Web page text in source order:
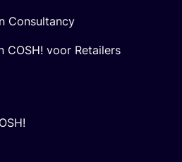
Consultancy
COSH! voor Retailers